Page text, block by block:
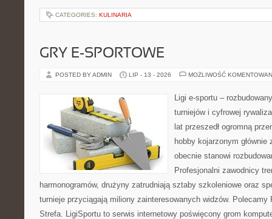
CATEGORIES: KULINARIA
GRY E-SPORTOWE
POSTED BY ADMIN LIP - 13 - 2026 MOŻLIWOŚĆ
Ligi e-sportu –
turniejów i cyfrowej
lat przeszedł ogromną
hobby kojarzonym
obecnie stanowi
Profesjonalni zawodnicy
harmonogramów, drużyny zatrudniają sztaby szkoleniowe oraz
turnieje przyciągają miliony zainteresowanych widzów.
Strefa. LigiSportu to serwis internetowy poświęcony grom